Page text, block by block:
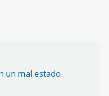
un mal estado